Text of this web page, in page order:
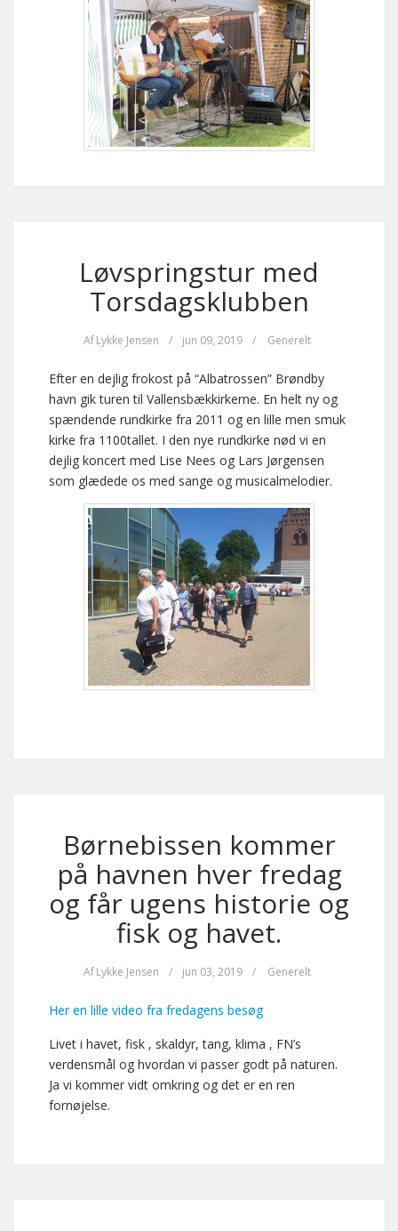
Løvspringstur med
Torsdagsklubben
Af Lykke Jensen / jun 09, 2019 / Generelt
Efter en dejlig frokost på “Albatrossen” Brøndby
havn gik turen til Vallensbækkirkerne. En helt ny og
spændende rundkirke fra 2011 og en lille men smuk
kirke fra 1100tallet. I den nye rundkirke nød vi en
dejlig koncert med Lise Nees og Lars Jørgensen
som glædede os med sange og musicalmelodier.
Børnebissen kommer
på havnen hver fredag
og får ugens historie og
fisk og havet.
Af Lykke Jensen / jun 03, 2019 / Generelt
Her en lille video fra fredagens besøg
Livet i havet, fisk , skaldyr, tang, klima , FN’s
verdensmål og hvordan vi passer godt på naturen.
Ja vi kommer vidt omkring og det er en ren
fornøjelse.